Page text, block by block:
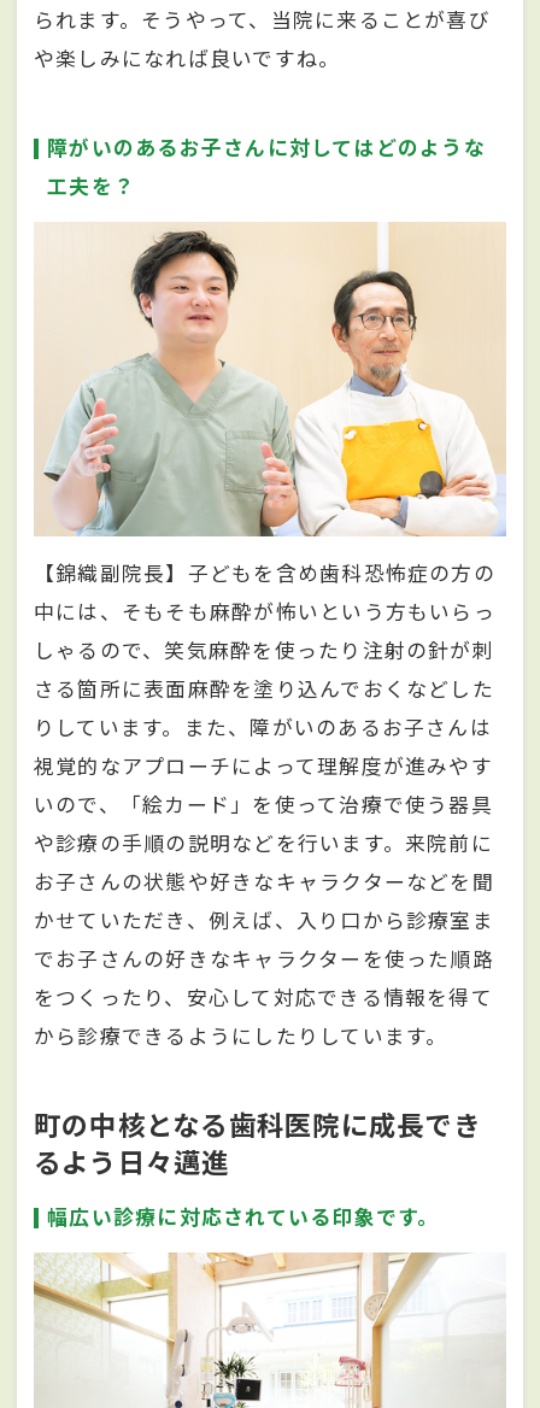
られます。そうやって、当院に来ることが喜び
や楽しみになれば良いですね。
障がいのあるお子さんに対してはどのような
工夫を？
【錦織副院長】子どもを含め歯科恐怖症の方の
中には、そもそも麻酔が怖いという方もいらっ
しゃるので、笑気麻酔を使ったり注射の針が刺
さる箇所に表面麻酔を塗り込んでおくなどした
りしています。また、障がいのあるお子さんは
視覚的なアプローチによって理解度が進みやす
いので、「絵カード」を使って治療で使う器具
や診療の手順の説明などを行います。来院前に
お子さんの状態や好きなキャラクターなどを聞
かせていただき、例えば、入り口から診療室ま
でお子さんの好きなキャラクターを使った順路
をつくったり、安心して対応できる情報を得て
から診療できるようにしたりしています。
町の中核となる歯科医院に成長でき
るよう日々邁進
幅広い診療に対応されている印象です。